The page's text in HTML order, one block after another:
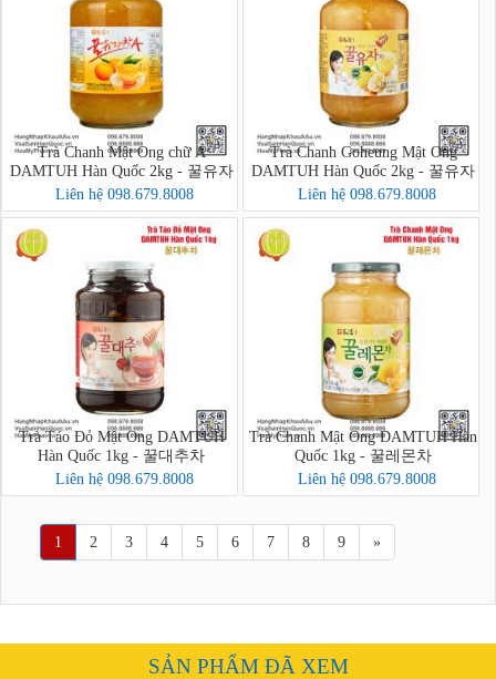
Trà Chanh Mật Ong chữ A
DAMTUH Hàn Quốc 2kg - 꿀유자
차A
Liên hệ 098.679.8008
Trà Chanh Goheung Mật Ong
DAMTUH Hàn Quốc 2kg - 꿀유자
차
Liên hệ 098.679.8008
Trà Táo Đỏ Mật Ong DAMTUH
Hàn Quốc 1kg - 꿀대추차
Liên hệ 098.679.8008
Trà Chanh Mật Ong DAMTUH Hàn
Quốc 1kg - 꿀레몬차
Liên hệ 098.679.8008
1 2 3 4 5 6 7 8 9 »
SẢN PHẨM ĐÃ XEM